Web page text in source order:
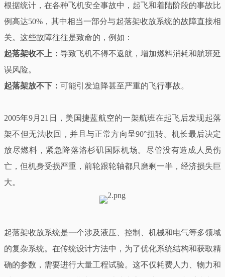
根据统计，在各种飞机安全事故中，起飞和着陆阶段的事故比
例高达50%，其中相当一部分与起落架收放系统的故障直接相
关。这些故障往往是致命的，例如：
起落架收不上： 导致飞机不得不返航，增加燃料消耗和航班延
误风险。
起落架放不下： 可能引发迫降甚至严重的飞行事故。
2005年9月21日，美国捷蓝航空的一架航班在起飞后发现起落
架不但无法收回，并且与正常方向呈90°扭转。机长最后决定
放尽燃料，紧急降落洛杉矶国际机场。尽管没有造成人员伤
亡，但机身受损严重，前轮跟轮轴都只磨剩一半，经济损失巨
大。
起落架收放系统是一个涉及液压、控制、机械和电气等多领域
的复杂系统。在传统设计方法中，为了优化系统结构和获取精
确的参数，需要进行大量工程试验。这不仅耗费人力、物力和